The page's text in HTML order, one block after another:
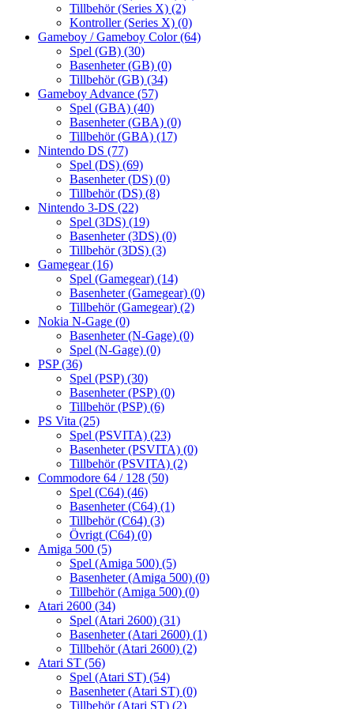
Tillbehör (Series X) (2)
Kontroller (Series X) (0)
Gameboy / Gameboy Color(64)
Spel (GB) (30)
Basenheter (GB) (0)
Tillbehör (GB) (34)
Gameboy Advance (57)
Spel (GBA) (40)
Basenheter (GBA) (0)
Tillbehör (GBA) (17)
Nintendo DS (77)
Spel (DS) (69)
Basenheter (DS) (0)
Tillbehör (DS) (8)
Nintendo 3-DS (22)
Spel (3DS) (19)
Basenheter (3DS) (0)
Tillbehör (3DS) (3)
Gamegear(16)
Spel (Gamegear) (14)
Basenheter (Gamegear) (0)
Tillbehör (Gamegear) (2)
Nokia N-Gage (0)
Basenheter (N-Gage) (0)
Spel (N-Gage) (0)
PSP(36)
Spel (PSP) (30)
Basenheter (PSP) (0)
Tillbehör (PSP) (6)
PS Vita (25)
Spel (PSVITA) (23)
Basenheter (PSVITA) (0)
Tillbehör (PSVITA) (2)
Commodore 64 / 128 (50)
Spel (C64) (46)
Basenheter (C64) (1)
Tillbehör (C64) (3)
Övrigt (C64) (0)
Amiga 500 (5)
Spel (Amiga 500) (5)
Basenheter (Amiga 500) (0)
Tillbehör (Amiga 500) (0)
Atari 2600 (34)
Spel (Atari 2600) (31)
Basenheter (Atari 2600) (1)
Tillbehör (Atari 2600) (2)
Atari ST (56)
Spel (Atari ST) (54)
Basenheter (Atari ST) (0)
Tillbehör (Atari ST) (2)